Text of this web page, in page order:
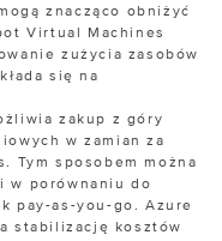
znacząco obniżyć
Virtual Machines
zużycia zasobów
się na
zakup z góry
w zamian za
Tym sposobem można
w porównaniu do
pay-as-you-go. Azure
stabilizację kosztów